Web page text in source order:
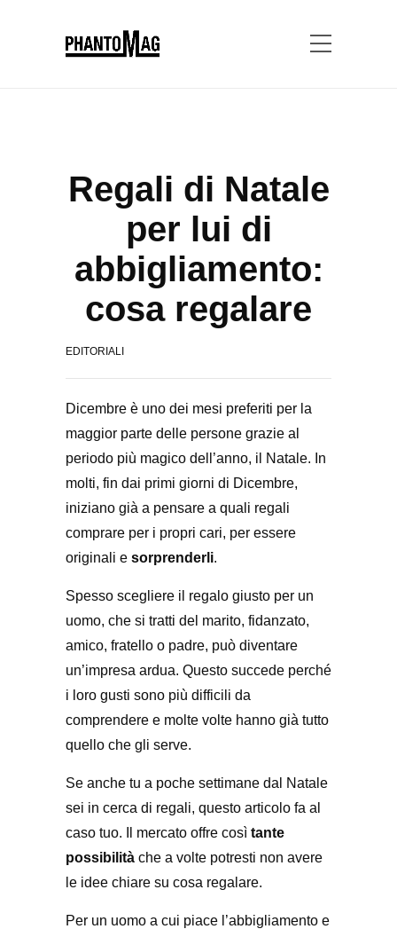
Regali di Natale
per lui di
abbigliamento:
cosa regalare
EDITORIALI
Dicembre è uno dei mesi preferiti per la
maggior parte delle persone grazie al
periodo più magico dell’anno, il Natale. In
molti, fin dai primi giorni di Dicembre,
iniziano già a pensare a quali regali
comprare per i propri cari, per essere
originali e sorprenderli.
Spesso scegliere il regalo giusto per un
uomo, che si tratti del marito, fidanzato,
amico, fratello o padre, può diventare
un’impresa ardua. Questo succede perché
i loro gusti sono più difficili da
comprendere e molte volte hanno già tutto
quello che gli serve.
Se anche tu a poche settimane dal Natale
sei in cerca di regali, questo articolo fa al
caso tuo. Il mercato offre così tante
possibilità che a volte potresti non avere
le idee chiare su cosa regalare.
Per un uomo a cui piace l’abbigliamento e